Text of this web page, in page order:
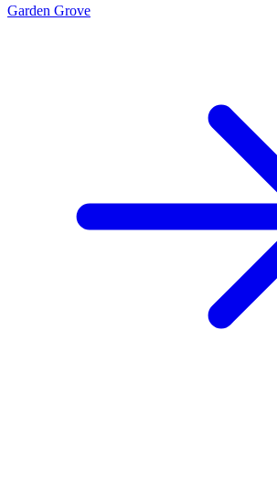
Garden Grove